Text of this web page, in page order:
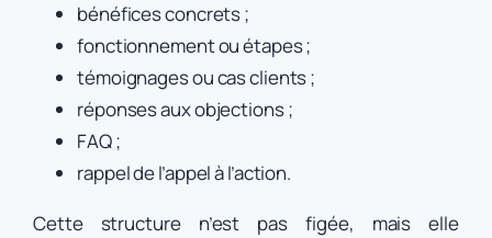
bénéfices concrets ;
fonctionnement ou étapes ;
témoignages ou cas clients ;
réponses aux objections ;
FAQ ;
rappel de l’appel à l’action.
Cette structure n’est pas figée, mais elle